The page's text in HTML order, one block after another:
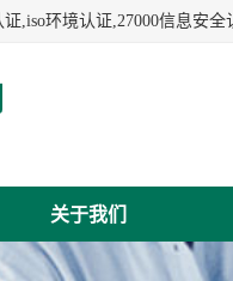
关于我们